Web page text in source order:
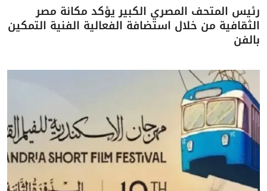
رئيس المتحف المصري الكبير يؤكد مكانة مصر
الثقافية من خلال استضافة الفعالية الفنية التمكين
بالفن